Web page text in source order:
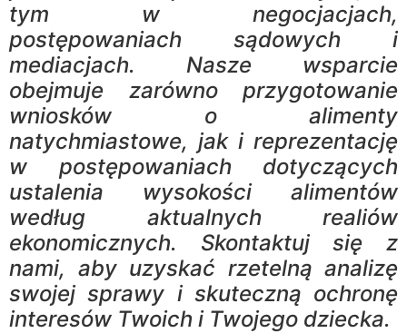
tym w negocjacjach,
postępowaniach sądowych i
mediacjach. Nasze wsparcie
obejmuje zarówno przygotowanie
wniosków o alimenty
natychmiastowe, jak i reprezentację
w postępowaniach dotyczących
ustalenia wysokości alimentów
według aktualnych realiów
ekonomicznych. Skontaktuj się z
nami, aby uzyskać rzetelną analizę
swojej sprawy i skuteczną ochronę
interesów Twoich i Twojego dziecka.